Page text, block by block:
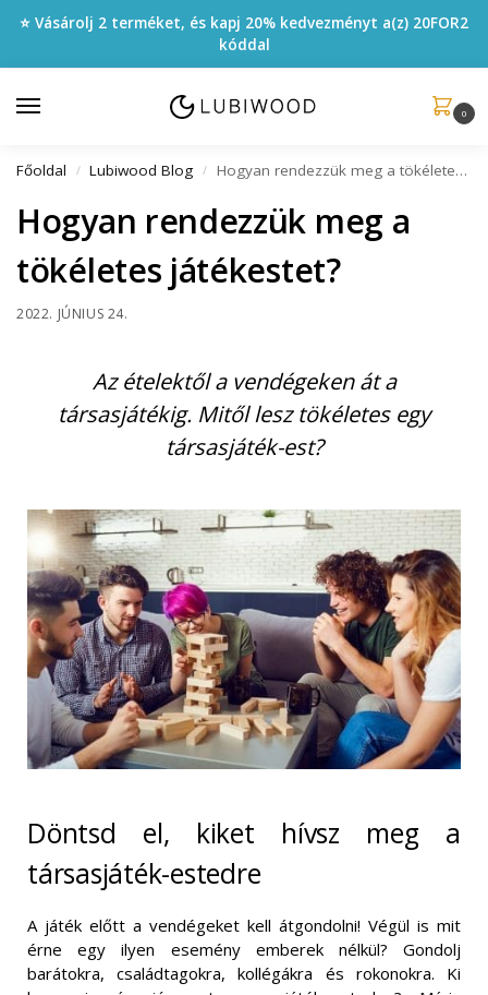
⭐ Vásárolj 2 terméket, és kapj 20% kedvezményt a(z) 20FOR2
kóddal
0
Főoldal / Lubiwood Blog / Hogyan rendezzük meg a tökéletes társasjáték estet?
Hogyan rendezzük meg a
tökéletes játékestet?
2022. JÚNIUS 24.
Az ételektől a vendégeken át a
társasjátékig. Mitől lesz tökéletes egy
társasjáték-est?
Döntsd el, kiket hívsz meg a
társasjáték-estedre
A játék előtt a vendégeket kell átgondolni! Végül is mit
érne egy ilyen esemény emberek nélkül? Gondolj
barátokra, családtagokra, kollégákra és rokonokra. Ki